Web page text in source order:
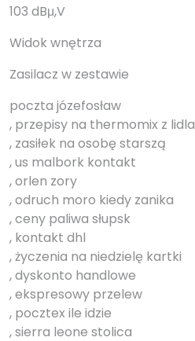
103 dBμ,V
Widok wnętrza
Zasilacz w zestawie
poczta józefosław
, przepisy na thermomix z lidla
, zasiłek na osobę starszą
, us malbork kontakt
, orlen zory
, odruch moro kiedy zanika
, ceny paliwa słupsk
, kontakt dhl
, życzenia na niedzielę kartki
, dyskonto handlowe
, ekspresowy przelew
, pocztex ile idzie
, sierra leone stolica